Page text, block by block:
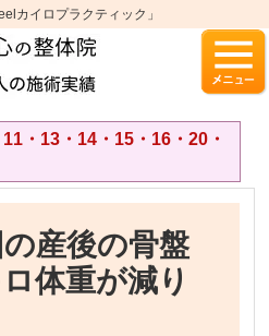
カイロプラクティック」
・13・14・15・16・20・
産後の骨盤
体重が減り